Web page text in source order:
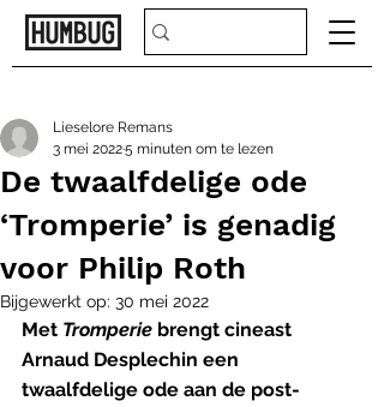
De twaalfdelige ode
‘Tromperie’ is genadig
voor Philip Roth
Lieselore Remans
3 mei 20225 minuten om te lezen
Bijgewerkt op: 30 mei 2022
Met Tromperie brengt cineast
Arnaud Desplechin een
twaalfdelige ode aan de post-